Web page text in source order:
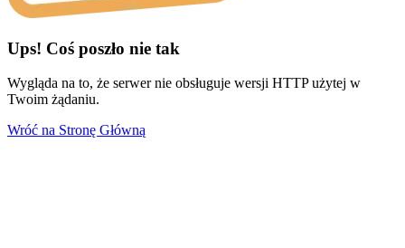
Ups! Coś poszło nie tak
Wygląda na to, że serwer nie obsługuje wersji HTTP użytej w
Twoim żądaniu.
Wróć na Stronę Główną